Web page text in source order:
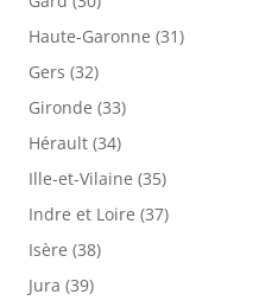
Haute-Garonne (31)
Gers (32)
Gironde (33)
Hérault (34)
Ille-et-Vilaine (35)
Indre et Loire (37)
Isère (38)
Jura (39)